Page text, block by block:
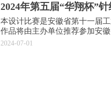
2024年第五届“华翔杯”
本设计比赛是安徽省第十一届
作品将由主办单位推荐参加安
2024-07-01